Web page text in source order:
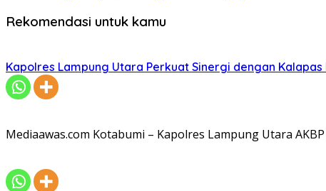
Rekomendasi untuk kamu
Kapolres Lampung Utara Perkuat Sinergi dengan
Mediaawas.com Kotabumi – Kapolres Lampung Utara